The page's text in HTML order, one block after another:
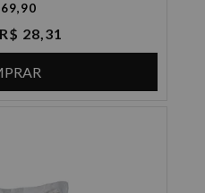
R$ 28,31